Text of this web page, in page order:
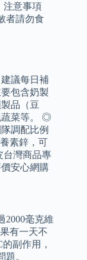
注意事項
者請勿食
議每日補
包含奶製
品（豆
蔬菜等。 ◎
調配比例
素鋅，可
台灣商品專
安心網購
2000毫克維
有一天不
副作用，
。